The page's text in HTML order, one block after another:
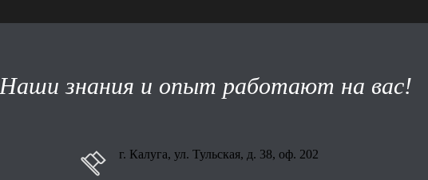
Наши знания и опыт работают на вас!
г. Калуга, ул. Тульская, д. 38, оф. 202